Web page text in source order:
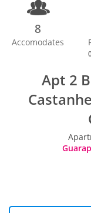
8
Accomodates
Apt 2